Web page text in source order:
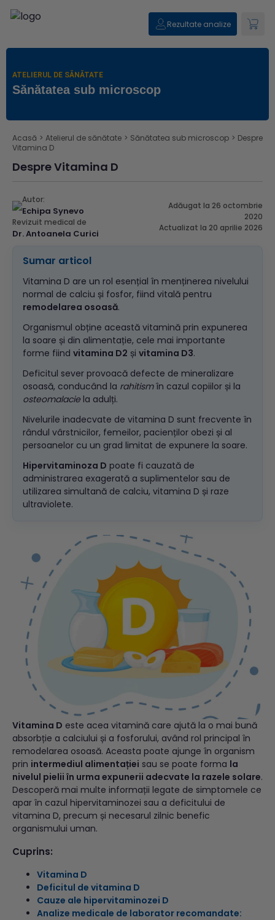
Rezultate analize
ATELIERUL DE SĂNĂTATE
Sănătatea sub microscop
Acasă > Atelierul de sănătate > Sănătatea sub microscop > Despre
Vitamina D
Despre Vitamina D
Autor:
Echipa Synevo
Revizuit medical de
Dr. Antoanela Curici
Adăugat la 26 octombrie
2020
Actualizat la 20 aprilie 2026
Sumar articol
Vitamina D are un rol esențial în menținerea nivelului
normal de calciu și fosfor, fiind vitală pentru
remodelarea osoasă.
Organismul obține această vitamină prin expunerea
la soare și din alimentație, cele mai importante
forme fiind vitamina D2 și vitamina D3.
Deficitul sever provoacă defecte de mineralizare
osoasă, conducând la rahitismîn cazul copiilor și la
osteomalacie la adulți.
Nivelurile inadecvate de vitamina D sunt frecvente în
rândul vârstnicilor, femeilor, pacienților obezi și al
persoanelor cu un grad limitat de expunere la soare.
Hipervitaminoza D poate fi cauzată de
administrarea exagerată a suplimentelor sau de
utilizarea simultană de calciu, vitamina D și raze
ultraviolete.
Vitamina D este acea vitamină care ajută la o mai bună
absorbție a calciului și a fosforului, având rol principal în
remodelarea osoasă. Aceasta poate ajunge în organism
prin intermediul alimentației sau se poate forma la
nivelul pielii în urma expunerii adecvate la razele solare.
Descoperă mai multe informații legate de simptomele ce
apar în cazul hipervitaminozei sau a deficitului de
vitamina D, precum și necesarul zilnic benefic
organismului uman.
Cuprins:
Vitamina D
Deficitul de vitamina D
Cauze ale hipervitaminozei D
Analize medicale de laborator recomandate: